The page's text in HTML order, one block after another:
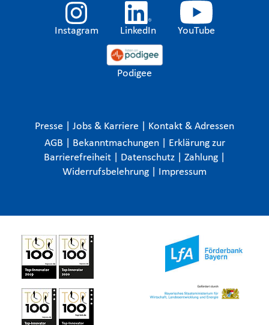
Instagram LinkedIn YouTube
Podigee
Presse Jobs & Karriere
Kontakt & Adressen
AGB
Bekanntmachungen
Erklärung zur
Barrierefreiheit
Datenschutz Zahlung
Widerrufsbelehrung
Impressum